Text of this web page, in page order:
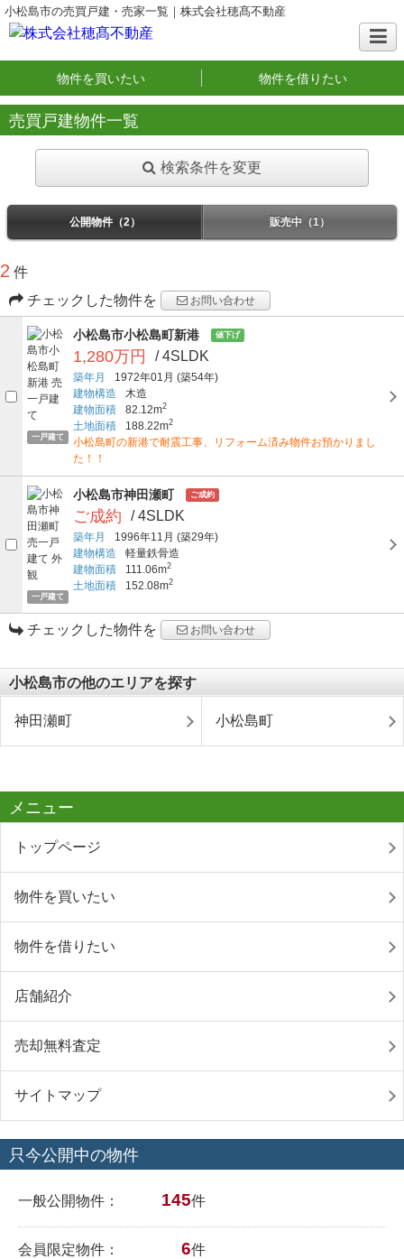
小松島市の売買戸建・売家一覧｜株式会社穂髙不動産
物件を買いたい 物件を借りたい
売買戸建物件一覧
検索条件を変更
公開物件（2） 販売中（1）
2 件
チェックした物件を
お問い合わせ
一戸建て
小松島市小松島町新港 値下げ
1,280万円 / 4SLDK
築年月 1972年01月 (築54年)
建物構造
木造
建物面積
82.12m2
土地面積 188.22m2
小松島町の新港で耐震工事、リフォーム済み物件お預かりまし
た！！
一戸建て
小松島市神田瀬町 ご成約
ご成約 / 4SLDK
築年月 1996年11月 (築29年)
建物構造
軽量鉄骨造
建物面積
111.06m2
土地面積 152.08m2
チェックした物件を お問い合わせ
小松島市の他のエリアを探す
神田瀬町 小松島町
メニュー
トップページ
物件を買いたい
物件を借りたい
店舗紹介
売却無料査定
サイトマップ
只今公開中の物件
一般公開物件： 145件
会員限定物件： 6件